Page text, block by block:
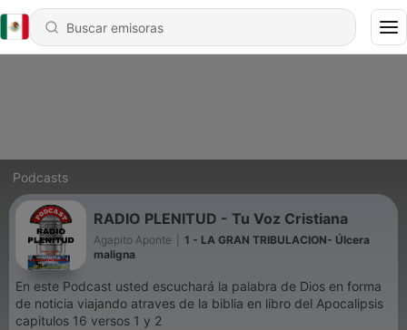
Podcasts
RADIO PLENITUD - Tu Voz Cristiana
Agapito Aponte
1 - LA GRAN TRIBULACION- Úlcera
maligna
En este Podcast usted escuchará la palabra de Dios en forma
de noticia viajando atraves de la biblia en libro del Apocalipsis
capitulos 16 versos 1 y 2